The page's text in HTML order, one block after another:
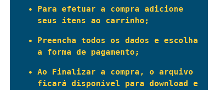
Para efetuar a compra adicione
seus itens ao carrinho;
Preencha todos os dados e escolha
a forma de pagamento;
Ao Finalizar a compra, o arquivo
ficará disponível para download e